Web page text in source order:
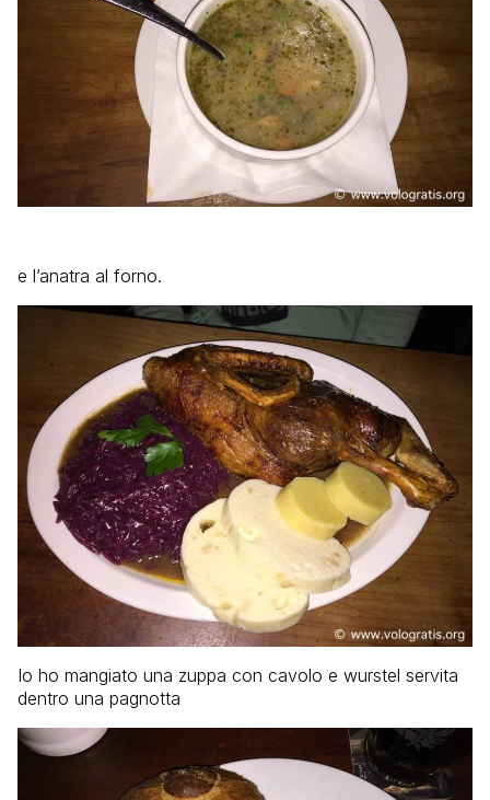
e l’anatra al forno.
Io ho mangiato una zuppa con cavolo e wurstel servita
dentro una pagnotta